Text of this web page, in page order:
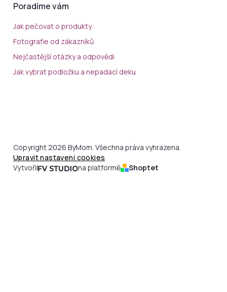
Poradíme vám
Jak pečovat o produkty
Fotografie od zákazníků
Nejčastější otázky a odpovědi
Jak vybrat podložku a nepadací deku
Copyright 2026 ByMom. Všechna práva vyhrazena.
Upravit nastavení cookies
Vytvořil
na platformě Shoptet